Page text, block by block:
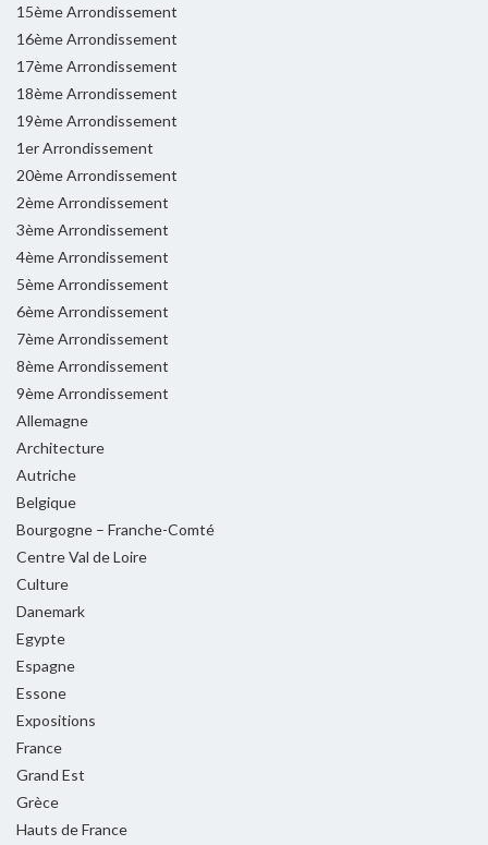
15ème Arrondissement
16ème Arrondissement
17ème Arrondissement
18ème Arrondissement
19ème Arrondissement
1er Arrondissement
20ème Arrondissement
2ème Arrondissement
3ème Arrondissement
4ème Arrondissement
5ème Arrondissement
6ème Arrondissement
7ème Arrondissement
8ème Arrondissement
9ème Arrondissement
Allemagne
Architecture
Autriche
Belgique
Bourgogne – Franche-Comté
Centre Val de Loire
Culture
Danemark
Egypte
Espagne
Essone
Expositions
France
Grand Est
Grèce
Hauts de France